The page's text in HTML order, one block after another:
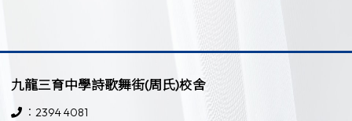
九龍三育中學詩歌舞街(周氏)校舍
：2394 4081